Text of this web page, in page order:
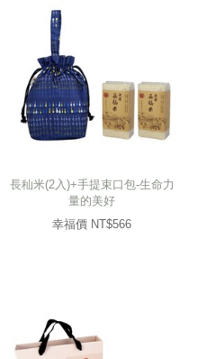
長秈米(2入)+手提束口包-生命力
量的美好
幸福價 NT$566